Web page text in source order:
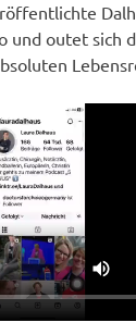
und outet sich